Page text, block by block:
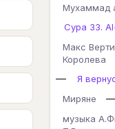
Мухаммад
Сура 33.
Макс
Королева
—
Я
Миряне
музыка